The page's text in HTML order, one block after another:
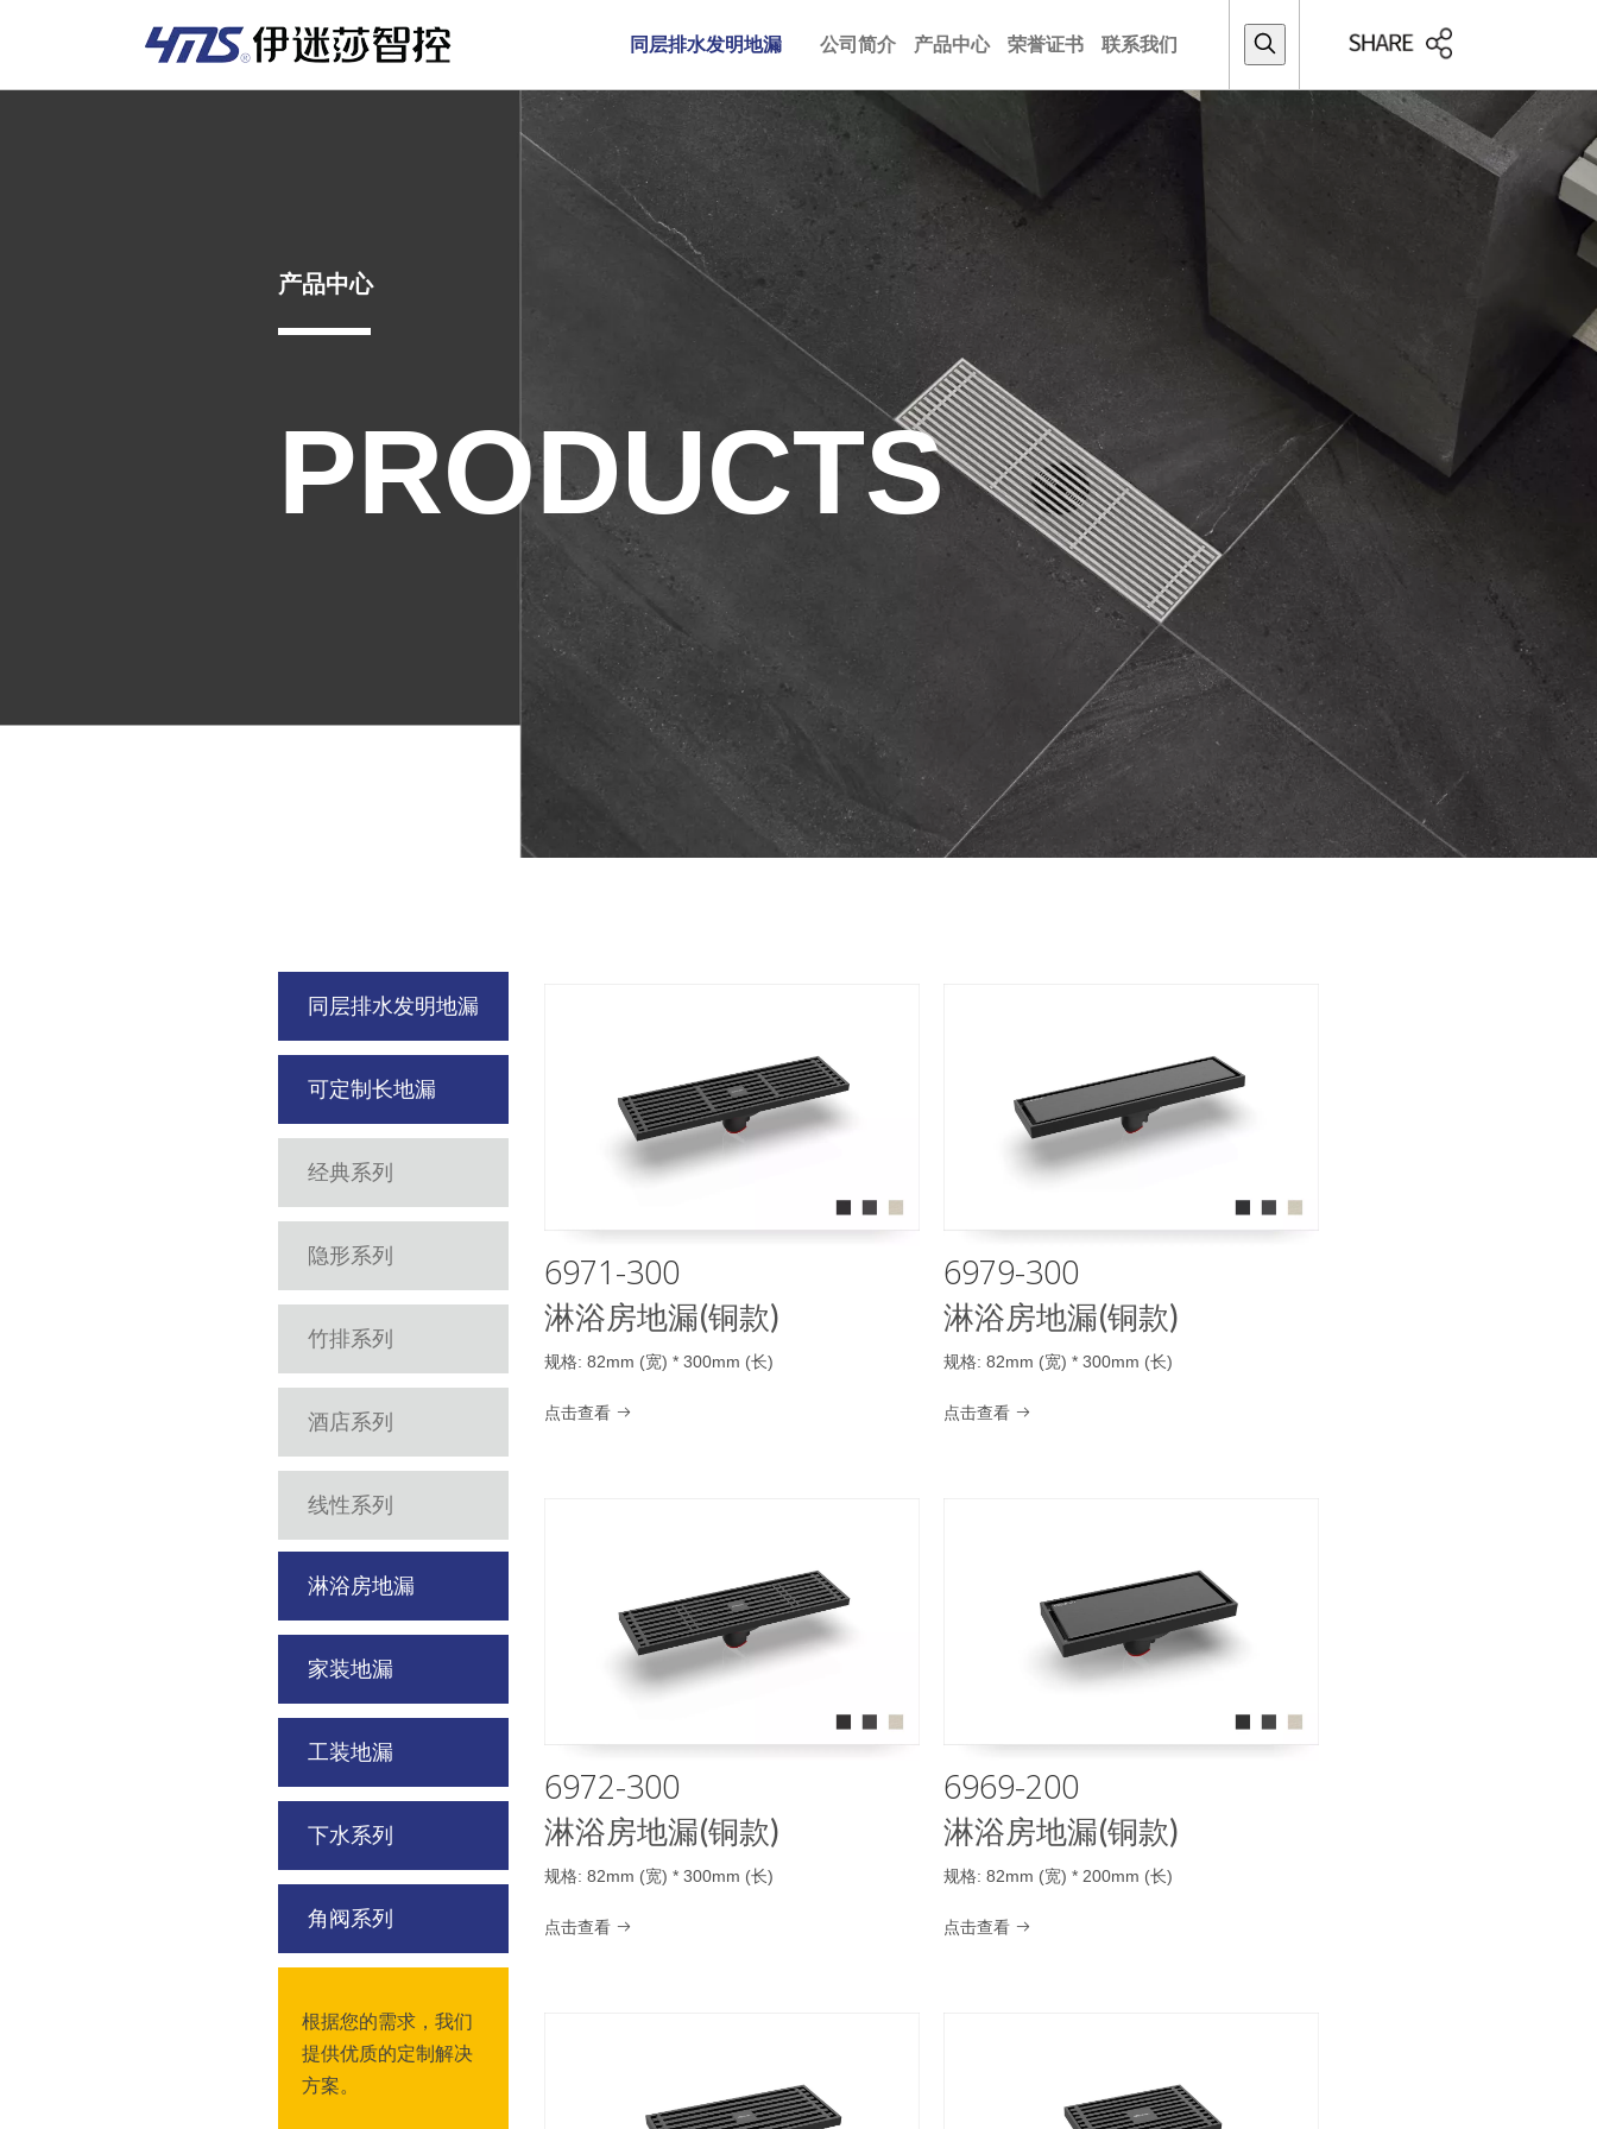
同层排水发明地漏 公司简介 产品中心 荣誉证书 联系我们
产品中心
PRODUCTS
同层排水发明地漏
可定制长地漏
经典系列
隐形系列
竹排系列
酒店系列
线性系列
淋浴房地漏
家装地漏
工装地漏
下水系列
角阀系列
根据您的需求，我们
提供优质的定制解决
方案。
6971-300
淋浴房地漏(铜款)
规格: 82mm (宽) * 300mm (长)
点击查看 
6979-300
淋浴房地漏(铜款)
规格: 82mm (宽) * 300mm (长)
点击查看 
6972-300
淋浴房地漏(铜款)
规格: 82mm (宽) * 300mm (长)
点击查看 
6969-200
淋浴房地漏(铜款)
规格: 82mm (宽) * 200mm (长)
点击查看 